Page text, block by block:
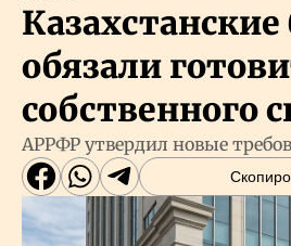
обязали
собственного
АРРФР утвердил новые